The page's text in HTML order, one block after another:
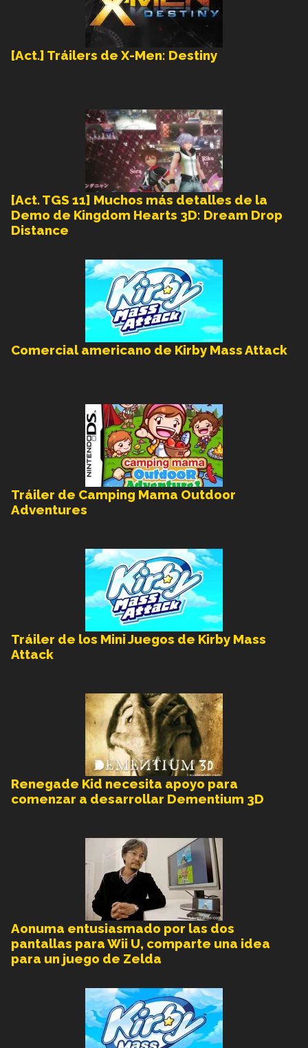
[Act.] Tráilers de X-Men: Destiny
[Act. TGS 11] Muchos más detalles de la
Demo de Kingdom Hearts 3D: Dream Drop
Distance
Comercial americano de Kirby Mass Attack
Tráiler de Camping Mama Outdoor
Adventures
Tráiler de los Mini Juegos de Kirby Mass
Attack
Renegade Kid necesita apoyo para
comenzar a desarrollar Dementium 3D
Aonuma entusiasmado por las dos
pantallas para Wii U, comparte una idea
para un juego de Zelda